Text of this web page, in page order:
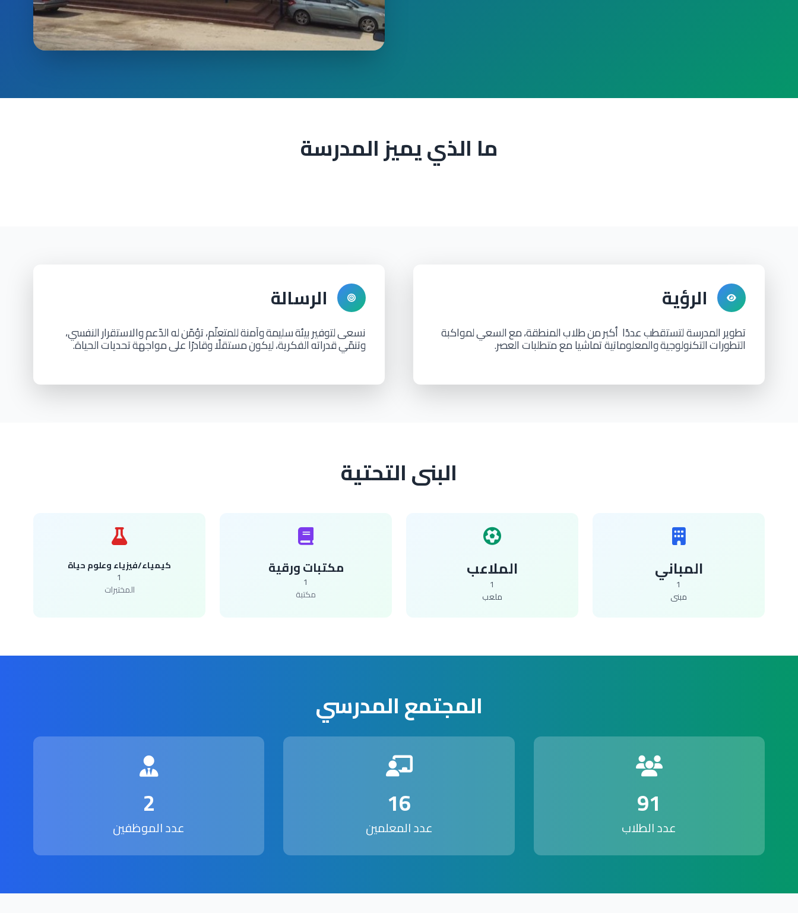
ما الذي يميز المدرسة
الرؤية
تطوير المدرسة لتستقطبعددًا أكبرمنطلابالمنطقة،معالسعيلمواكبة
التطوراتالتكنولوجيةوالمعلوماتية تماشيا مع متطلبات العصر.
الرسالة
نسعىلتوفيربيئةسليمةوآمنةللمتعلّم،تؤمّنلهالدّعموالاستقرارالنفسي،
وتنمّيقدراتهالفكرية،ليكونمستقلًاوقادرًاعلىمواجهةتحدياتالحياة.
البنى التحتية
المباني
1
مبنى
الملاعب
1
ملعب
مكتبات ورقية
1
مكتبة
كيمياء/فيزياء وعلوم حياة
1
المختبرات
المجتمع المدرسي
91
عدد الطلاب
16
عدد المعلمين
2
عدد الموظفين